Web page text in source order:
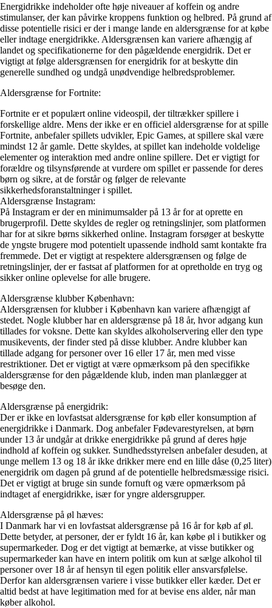
Energidrikke indeholder ofte høje niveauer af koffein og andre
stimulanser, der kan påvirke kroppens funktion og helbred. På grund af
disse potentielle risici er der i mange lande en aldersgrænse for at købe
eller indtage energidrikke. Aldersgrænsen kan variere afhængig af
landet og specifikationerne for den pågældende energidrik. Det er
vigtigt at følge aldersgrænsen for energidrik for at beskytte din
generelle sundhed og undgå unødvendige helbredsproblemer.
Aldersgrænse for Fortnite:
Fortnite er et populært online videospil, der tiltrækker spillere i
forskellige aldre. Mens der ikke er en officiel aldersgrænse for at spille
Fortnite, anbefaler spillets udvikler, Epic Games, at spillere skal være
mindst 12 år gamle. Dette skyldes, at spillet kan indeholde voldelige
elementer og interaktion med andre online spillere. Det er vigtigt for
forældre og tilsynsførende at vurdere om spillet er passende for deres
børn og sikre, at de forstår og følger de relevante
sikkerhedsforanstaltninger i spillet.
Aldersgrænse Instagram:
På Instagram er der en minimumsalder på 13 år for at oprette en
brugerprofil. Dette skyldes de regler og retningslinjer, som platformen
har for at sikre børns sikkerhed online. Instagram forsøger at beskytte
de yngste brugere mod potentielt upassende indhold samt kontakte fra
fremmede. Det er vigtigt at respektere aldersgrænsen og følge de
retningslinjer, der er fastsat af platformen for at opretholde en tryg og
sikker online oplevelse for alle brugere.
Aldersgrænse klubber København:
Aldersgrænsen for klubber i København kan variere afhængigt af
stedet. Nogle klubber har en aldersgrænse på 18 år, hvor adgang kun
tillades for voksne. Dette kan skyldes alkoholservering eller den type
musikevents, der finder sted på disse klubber. Andre klubber kan
tillade adgang for personer over 16 eller 17 år, men med visse
restriktioner. Det er vigtigt at være opmærksom på den specifikke
aldersgrænse for den pågældende klub, inden man planlægger at
besøge den.
Aldersgrænse på energidrik:
Der er ikke en lovfastsat aldersgrænse for køb eller konsumption af
energidrikke i Danmark. Dog anbefaler Fødevarestyrelsen, at børn
under 13 år undgår at drikke energidrikke på grund af deres høje
indhold af koffein og sukker. Sundhedsstyrelsen anbefaler desuden, at
unge mellem 13 og 18 år ikke drikker mere end en lille dåse (0,25 liter)
energidrik om dagen på grund af de potentielle helbredsmæssige risici.
Det er vigtigt at bruge sin sunde fornuft og være opmærksom på
indtaget af energidrikke, især for yngre aldersgrupper.
Aldersgrænse på øl hæves:
I Danmark har vi en lovfastsat aldersgrænse på 16 år for køb af øl.
Dette betyder, at personer, der er fyldt 16 år, kan købe øl i butikker og
supermarkeder. Dog er det vigtigt at bemærke, at visse butikker og
supermarkeder kan have en intern politik om kun at sælge alkohol til
personer over 18 år af hensyn til egen politik eller ansvarsfølelse.
Derfor kan aldersgrænsen variere i visse butikker eller kæder. Det er
altid bedst at have legitimation med for at bevise ens alder, når man
køber alkohol.